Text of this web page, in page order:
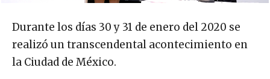
Durante los días 30 y 31 de enero del 2020 se
realizó un transcendental acontecimiento en
la Ciudad de México.